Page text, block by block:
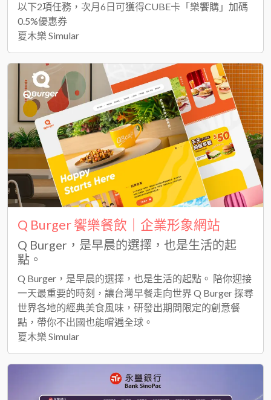
以下2項任務，次月6日可獲得CUBE卡「樂饗購」加碼
0.5%優惠券
夏木樂 Simular
Q Burger 饗樂餐飲｜企業形象網站
Q Burger，是早晨的選擇，也是生活的起
點。
Q Burger，是早晨的選擇，也是生活的起點。 陪你迎接
一天最重要的時刻，讓台灣早餐走向世界 Q Burger 探尋
世界各地的經典美食風味，研發出期間限定的創意餐
點，帶你不出國也能嚐遍全球。
夏木樂 Simular